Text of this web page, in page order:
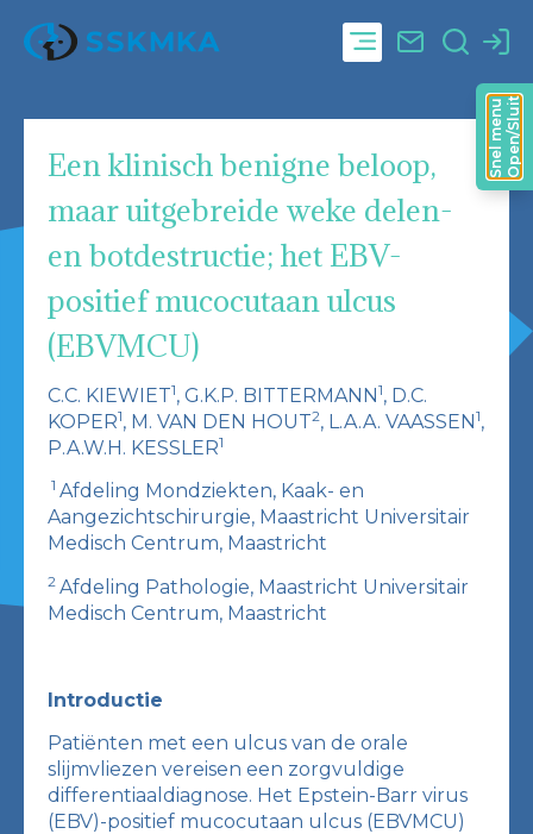
Een klinisch benigne beloop,
maar uitgebreide weke delen-
en botdestructie; het EBV-
positief mucocutaan ulcus
(EBVMCU)
C.C. KIEWIET1, G.K.P. BITTERMANN1, D.C.
KOPER1, M. VAN DEN HOUT2, L.A.A. VAASSEN1,
P.A.W.H. KESSLER1
1 Afdeling Mondziekten, Kaak- en
Aangezichtschirurgie, Maastricht Universitair
Medisch Centrum, Maastricht
2 Afdeling Pathologie, Maastricht Universitair
Medisch Centrum, Maastricht
Introductie
Patiënten met een ulcus van de orale
slijmvliezen vereisen een zorgvuldige
differentiaaldiagnose. Het Epstein-Barr virus
(EBV)-positief mucocutaan ulcus (EBVMCU)
Open/Sluit
Snel menu